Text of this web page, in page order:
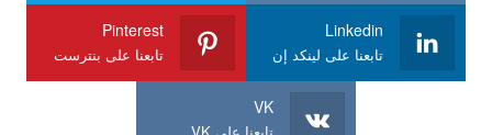
Linkedin
تابعنا على لينكد إن
Pinterest
تابعنا على بنترست
VK